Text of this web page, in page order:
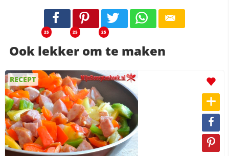
25 25 25
Ook lekker om te maken
RECEPT